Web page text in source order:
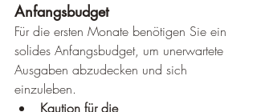
Anfangsbudget
Für die ersten Monate benötigen Sie ein
solides Anfangsbudget, um unerwartete
Ausgaben abzudecken und sich
einzuleben.
Kaution für die